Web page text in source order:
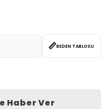
📏BEDEN TABLOSU
Haber Ver